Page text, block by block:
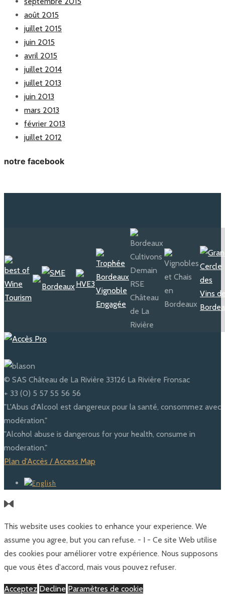
août 2015
juillet 2015
juin 2015
avril 2015
juillet 2014
juillet 2013
juin 2013
mars 2013
février 2013
juillet 2012
notre facebook
© SAS Château de La Rivière 33126 La Rivière Fronsac
+ 33 (0) 5 57 55 56 56
"L'Abus d'Alcool est dangereux pour la santé, consommez avec
modération."
"Alcohol abuse is dangerous for your health, consume in
moderation."
Plan d'Accès / Access Map
This website uses cookies to enhance your experience. We
assume you agree, but you can refuse. - I - Ce site Web utilise
des cookies pour améliorer votre expérience. Nous supposons
que vous êtes d'accord, mais vous pouvez refuser.
Acceptez Decline Paramètres de cookie